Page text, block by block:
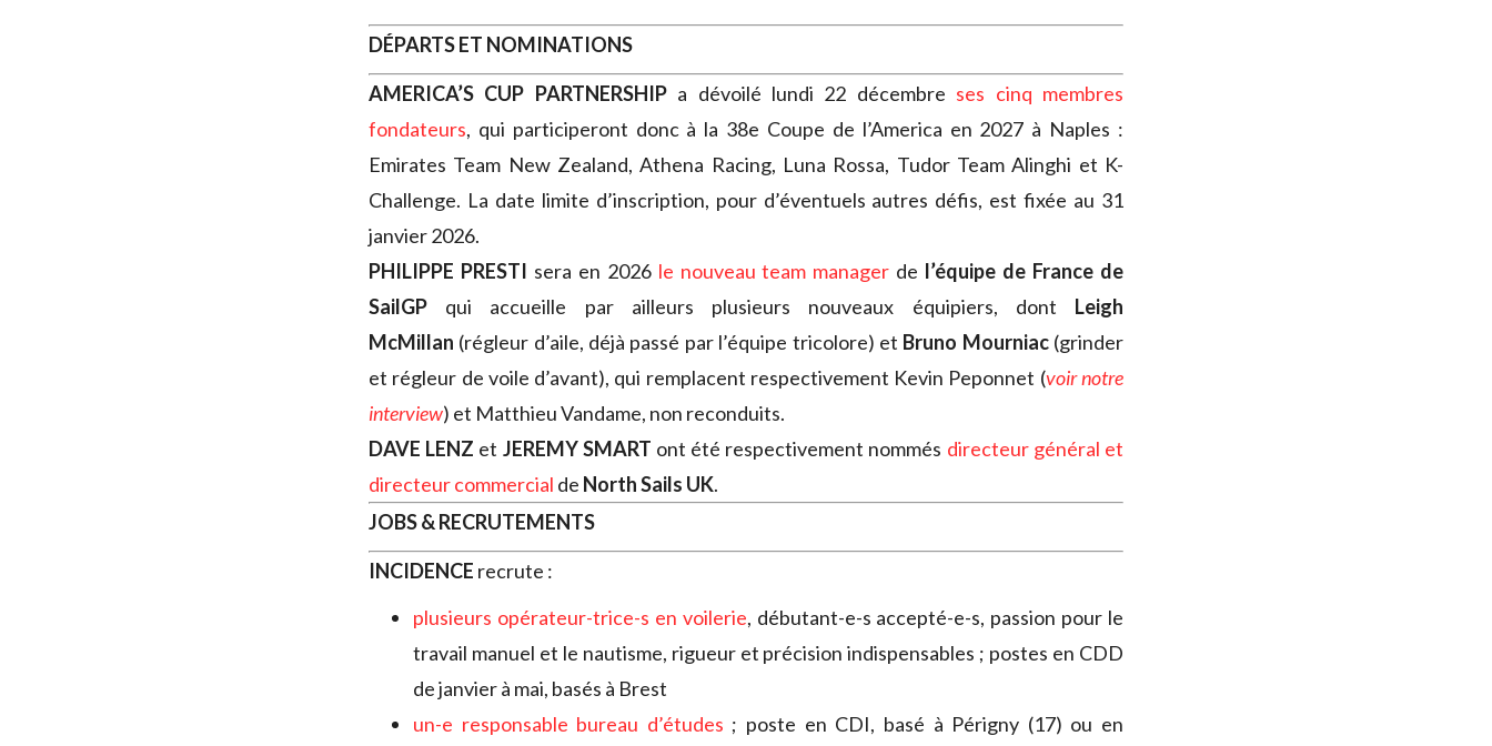
DÉPARTS ET NOMINATIONS
AMERICA’S CUP PARTNERSHIPa dévoilé lundi 22 décembre ses cinq membres
fondateurs, qui participeront donc à la 38e Coupe de l’America en 2027 à Naples :
Emirates Team New Zealand, Athena Racing, Luna Rossa, Tudor Team Alinghi et K-
Challenge. La date limite d’inscription, pour d’éventuels autres défis, est fixée au 31
janvier 2026.
PHILIPPE PRESTI sera en 2026 le nouveau team manager de l’équipe de France de
SailGP qui accueille par ailleurs plusieurs nouveaux équipiers, dont Leigh
McMillan (régleur d’aile, déjà passé par l’équipe tricolore) et Bruno Mourniac(grinder
et régleur de voile d’avant), qui remplacent respectivement Kevin Peponnet (voir notre
interview) et Matthieu Vandame, non reconduits.
DAVE LENZ et JEREMY SMART ont été respectivement nommés directeur général et
directeur commercial de North Sails UK.
JOBS & RECRUTEMENTS
INCIDENCE recrute :
plusieurs opérateur-trice-s en voilerie, débutant-e-s accepté-e-s, passion pour le
travail manuel et le nautisme, rigueur et précision indispensables ; postes en CDD
de janvier à mai, basés à Brest
un-e responsable bureau d’études ; poste en CDI, basé à Périgny (17) ou en